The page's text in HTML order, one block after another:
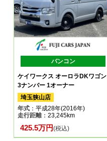
バンコン
ケイワークス オーロラDKワゴン
3ナンバー 1オーナー
埼玉狭山店
年式 ：平成28年(2016年)
走行距離：23,245km
425.5万円(税込)